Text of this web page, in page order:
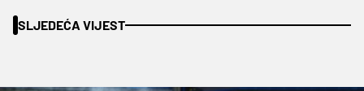
SLJEDEĆA VIJEST